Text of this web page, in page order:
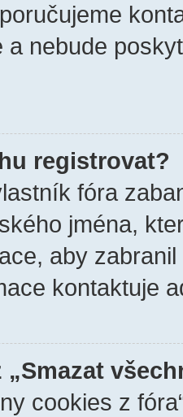
a nebude
registrovat?
fóra
jména,
aby
kontaktuje
„Smazat
cookies z